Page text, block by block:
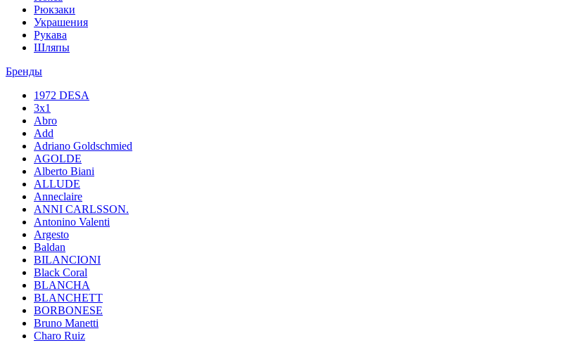
Рюкзаки
Украшения
Рукава
Шляпы
Бренды
1972 DESA
3x1
Abro
Add
Adriano Goldschmied
AGOLDE
Alberto Biani
ALLUDE
Anneclaire
ANNI CARLSSON.
Antonino Valenti
Argesto
Baldan
BILANCIONI
Black Coral
BLANCHA
BLANCHETT
BORBONESE
Bruno Manetti
Charo Ruiz